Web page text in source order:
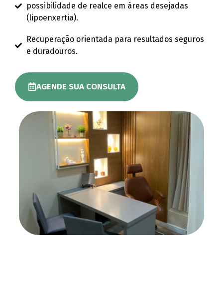
possibilidade de realce em áreas desejadas
(lipoenxertia).
Recuperação orientada para resultados seguros
e duradouros.
AGENDE SUA CONSULTA